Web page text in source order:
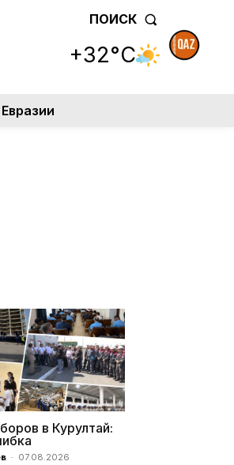
ПОИСК
+32°C
в Курултай:
- 07.08.2026